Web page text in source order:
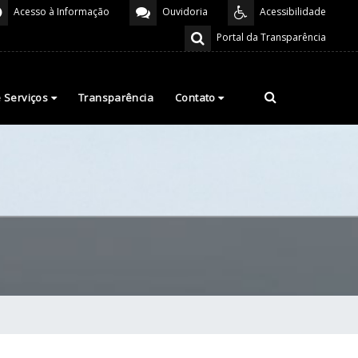
Acessibilidade
Ouvidoria
Acesso à Informação
Portal da Transparência
Serviços Transparência Contato